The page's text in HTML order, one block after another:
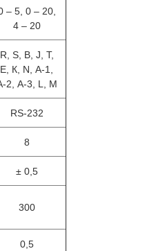
АЧТ
– 5, 0 – 20,
4 – 20
R, S, В, J, T,
Е, К, N, А-1,
2, А-3, L, М
RS-232
8
± 0,5
300
0,5